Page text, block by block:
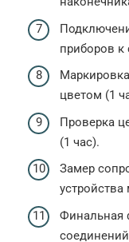
приборов к
цветом (1
Проверка
(1 час).
Замер
Финальная